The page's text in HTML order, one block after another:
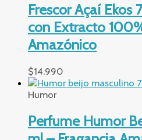
Frescor Açaí Ekos
con Extracto
Amazónico
$14.990
Humor
Perfume Humor